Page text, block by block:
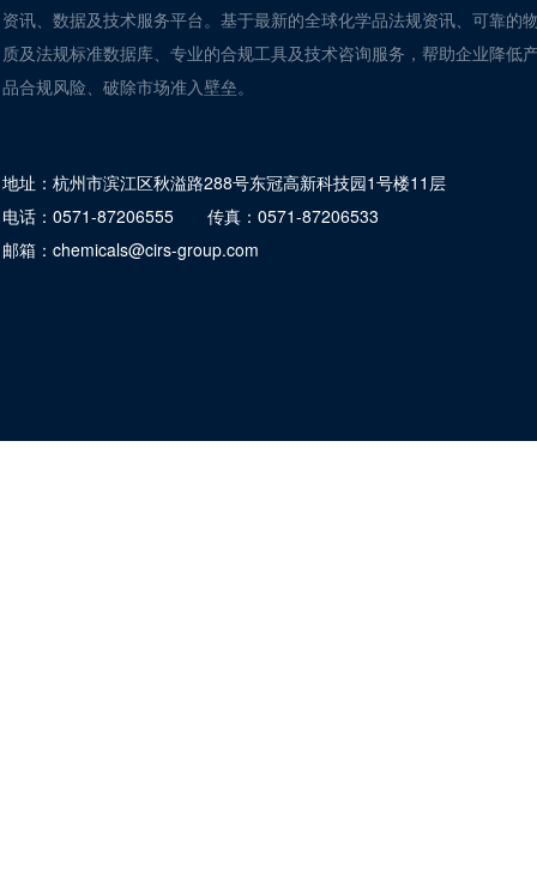
资讯、数据及技术服务平台。基于最新的全球化学品法规资讯、可靠的
质及法规标准数据库、专业的合规工具及技术咨询服务，帮助企业降低
品合规风险、破除市场准入壁垒。
地址： 杭州市滨江区秋溢路288号东冠高新科技园1号楼11层
电话： 0571-87206555 传真： 0571-87206533
邮箱： chemicals@cirs-group.com